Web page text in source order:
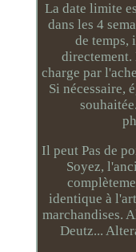
La date limite
dans les 4
de temps,
directement.
charge par
Si nécessaire,
Il peut Pas de
Soyez,
identique à
marchandises.
Deutz...